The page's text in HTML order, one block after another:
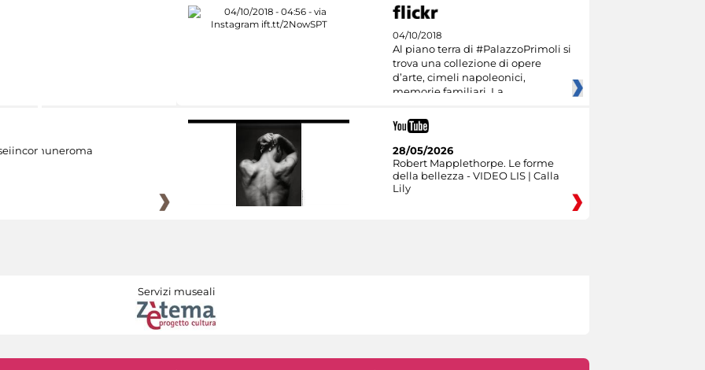
04/10/2018
Al piano terra di #PalazzoPrimoli si
trova una collezione di opere
d’arte, cimeli napoleonici,
memorie familiari. La
28/05/2026
Robert Mapplethorpe. Le forme
della bellezza - VIDEO LIS | Calla
Lily
Servizi museali